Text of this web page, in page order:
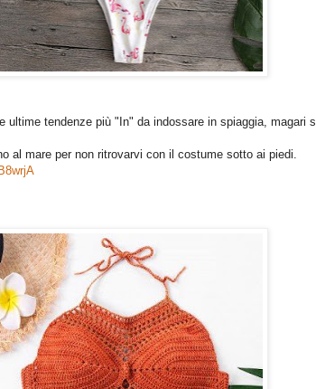
ultime tendenze più "In" da indossare in spiaggia, magari
al mare per non ritrovarvi con il costume sotto ai piedi.